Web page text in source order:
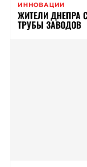
ИННОВАЦИИ
ЖИТЕЛИ ДНЕПРА
ТРУБЫ ЗАВОДОВ